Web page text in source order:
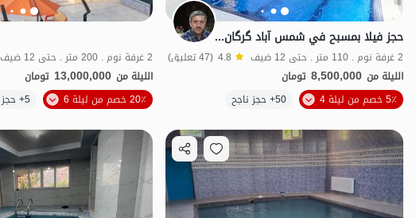
حجز فيلا بمسبح في شمس آباد گرگان - 2 غرف نوم
2 غرفة نوم . 110 متر . حتى 12 ضيف 4.8 (47 تعليق)
الليلة من 8,500,000 تومان
5٪ خصم من ليلة 4
50+ حجز ناجح الموقع على الخريطة
2 غرفة نوم . 200 متر . حتى 12 ضيف
الليلة من 13,000,000 تومان
20٪ خصم من ليلة 6
5+ حجز ناجح